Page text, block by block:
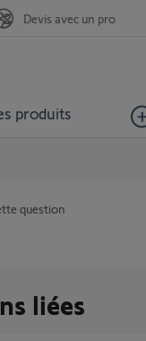
produits
Devis avec un pro
question
liées